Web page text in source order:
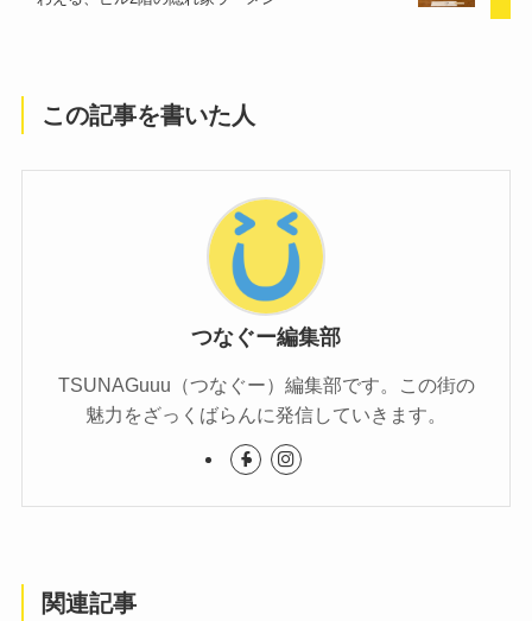
この記事を書いた人
つなぐー編集部
TSUNAGuuu（つなぐー）編集部です。この街の
魅力をざっくばらんに発信していきます。
関連記事